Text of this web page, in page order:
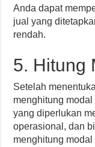
Anda dapat
jual yang
rendah.
5. Hitung
Setelah
menghitung
yang diperlukan
operasional, dan
menghitung